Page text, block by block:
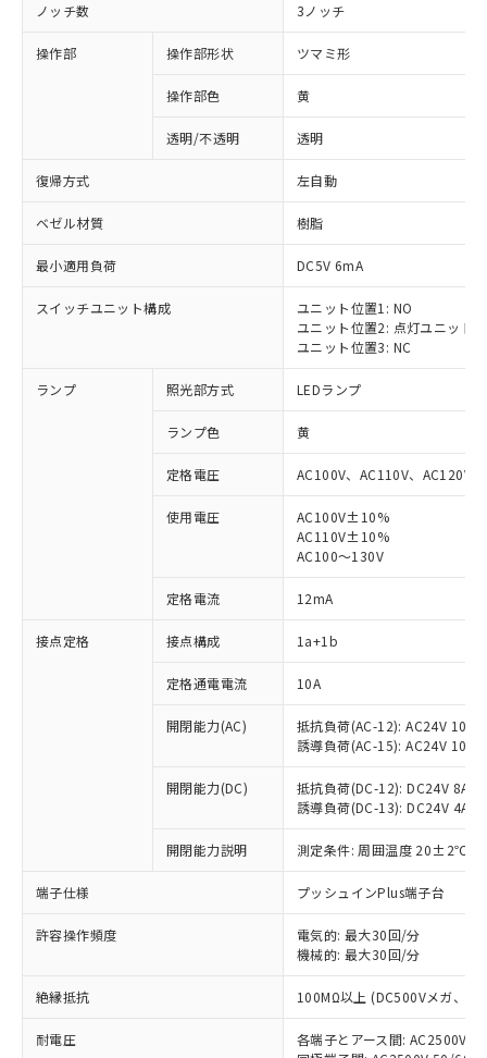
ノッチ数 3ノッチ
操作部 操作部形状 ツマミ形
操作部色 黄
透明/不透明 透明
復帰方式 左自動
ベゼル材質 樹脂
最小適用負荷 DC5V 6mA
スイッチユニット構成
ユニット位置1: NO
ユニット位置2: 点灯ユニット
ユニット位置3: NC
ランプ 照光部方式 LEDランプ
ランプ色 黄
定格電圧 AC100V、AC110V、AC120V
使用電圧
AC100V±10%
AC110V±10%
AC100～130V
定格電流 12mA
接点定格 接点構成 1a+1b
定格通電電流 10A
開閉能力(AC)
抵抗負荷(AC-12): AC24V 10A/
誘導負荷(AC-15): AC24V
開閉能力(DC)
抵抗負荷(DC-12): DC24V 8A/
誘導負荷(DC-13): DC24V 4A/
開閉能力説明 測定条件: 周囲温度 20±2℃、
端子仕様 プッシュインPlus端子台
許容操作頻度
電気的: 最大30回/分
機械的: 最大30回/分
絶縁抵抗 100MΩ以上 (DC500Vメガ、点
耐電圧
各端子とアース間: AC2500V
ご利用条件
以下の条件をお読みいただき、同意のうえ
本サービスは、当社制御機器事業取扱
商品の当社在庫状況および標準価格
(税抜)を提供させていただくもので
当社制御機器事業取扱商品の中には、
本サービスの対象外となる商品もある
ことをご了承ください。
※1 対応状況
対応済み：EU RoHS指令（10物質）の
非含有に対応した製品が提供可能な商品で
対応予定：EU RoHS指令（10物質）の非含
有に対応した製品に切り替える予定のある
対応予定なし：EU RoHS指令（10物質）の
非含有に非対応の商品で、対応品を出す予
調査・確認中：EU RoHS指令（10物質）の
非含有の対応状況を調査中または確認中の
商品です。
非該当品：ライセンス料など無形物で、有
害物質有無と関係のない商品です。
仕入先様の事情により、非含有部品として
いたものが、含有品と判明した場合などや
「○」：最大均質材料含有率が中国RoHSの
「×」：最大均質材料含有率が中国RoHSの
基準値を超えていることを示します。
当社は、これら貴社製品のうち、外国